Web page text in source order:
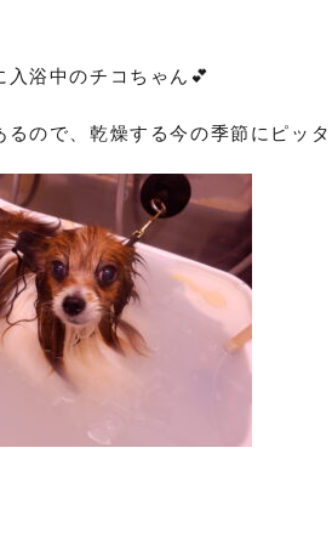
入浴中のチコちゃん💕
るので、乾燥する今の季節にピッ